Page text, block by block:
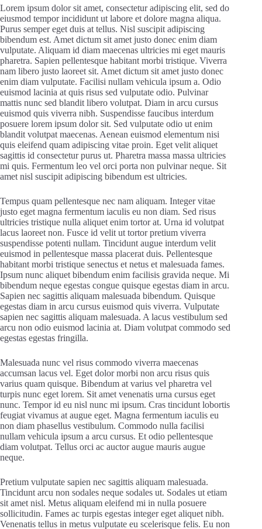
Lorem ipsum dolor sit amet, consectetur adipiscing elit, sed do
eiusmod tempor incididunt ut labore et dolore magna aliqua.
Purus semper eget duis at tellus. Nisl suscipit adipiscing
bibendum est. Amet dictum sit amet justo donec enim diam
vulputate. Aliquam id diam maecenas ultricies mi eget mauris
pharetra. Sapien pellentesque habitant morbi tristique. Viverra
nam libero justo laoreet sit. Amet dictum sit amet justo donec
enim diam vulputate. Facilisi nullam vehicula ipsum a. Odio
euismod lacinia at quis risus sed vulputate odio. Pulvinar
mattis nunc sed blandit libero volutpat. Diam in arcu cursus
euismod quis viverra nibh. Suspendisse faucibus interdum
posuere lorem ipsum dolor sit. Sed vulputate odio ut enim
blandit volutpat maecenas. Aenean euismod elementum nisi
quis eleifend quam adipiscing vitae proin. Eget velit aliquet
sagittis id consectetur purus ut. Pharetra massa massa ultricies
mi quis. Fermentum leo vel orci porta non pulvinar neque. Sit
amet nisl suscipit adipiscing bibendum est ultricies.
Tempus quam pellentesque nec nam aliquam. Integer vitae
justo eget magna fermentum iaculis eu non diam. Sed risus
ultricies tristique nulla aliquet enim tortor at. Urna id volutpat
lacus laoreet non. Fusce id velit ut tortor pretium viverra
suspendisse potenti nullam. Tincidunt augue interdum velit
euismod in pellentesque massa placerat duis. Pellentesque
habitant morbi tristique senectus et netus et malesuada fames.
Ipsum nunc aliquet bibendum enim facilisis gravida neque. Mi
bibendum neque egestas congue quisque egestas diam in arcu.
Sapien nec sagittis aliquam malesuada bibendum. Quisque
egestas diam in arcu cursus euismod quis viverra. Vulputate
sapien nec sagittis aliquam malesuada. A lacus vestibulum sed
arcu non odio euismod lacinia at. Diam volutpat commodo sed
egestas egestas fringilla.
Malesuada nunc vel risus commodo viverra maecenas
accumsan lacus vel. Eget dolor morbi non arcu risus quis
varius quam quisque. Bibendum at varius vel pharetra vel
turpis nunc eget lorem. Sit amet venenatis urna cursus eget
nunc. Tempor id eu nisl nunc mi ipsum. Cras tincidunt lobortis
feugiat vivamus at augue eget. Magna fermentum iaculis eu
non diam phasellus vestibulum. Commodo nulla facilisi
nullam vehicula ipsum a arcu cursus. Et odio pellentesque
diam volutpat. Tellus orci ac auctor augue mauris augue
neque.
Pretium vulputate sapien nec sagittis aliquam malesuada.
Tincidunt arcu non sodales neque sodales ut. Sodales ut etiam
sit amet nisl. Metus aliquam eleifend mi in nulla posuere
sollicitudin. Fames ac turpis egestas integer eget aliquet nibh.
Venenatis tellus in metus vulputate eu scelerisque felis. Eu non